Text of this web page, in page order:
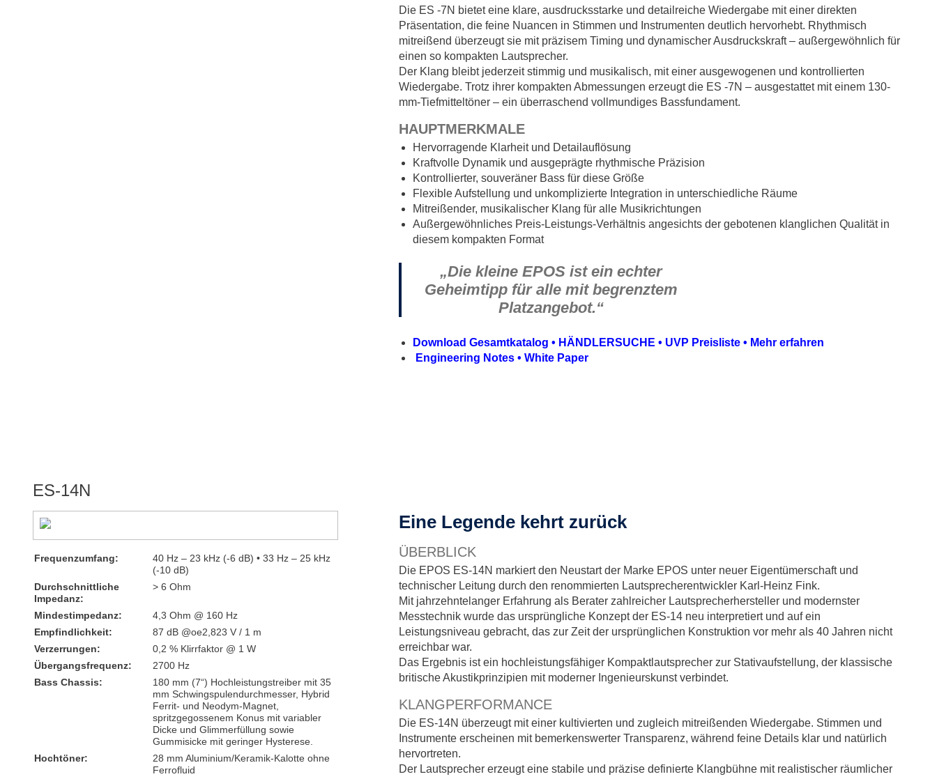
Die ES -7N bietet eine klare, ausdrucksstarke und detailreiche Wiedergabe mit einer direkten
Präsentation, die feine Nuancen in Stimmen und Instrumenten deutlich hervorhebt. Rhythmisch
mitreißend überzeugt sie mit präzisem Timing und dynamischer Ausdruckskraft – außergewöhnlich für
einen so kompakten Lautsprecher.
Der Klang bleibt jederzeit stimmig und musikalisch, mit einer ausgewogenen und kontrollierten
Wiedergabe. Trotz ihrer kompakten Abmessungen erzeugt die ES -7N – ausgestattet mit einem 130-
mm-Tiefmitteltöner – ein überraschend vollmundiges Bassfundament.
HAUPTMERKMALE
Hervorragende Klarheit und Detailauflösung
Kraftvolle Dynamik und ausgeprägte rhythmische Präzision
Kontrollierter, souveräner Bass für diese Größe
Flexible Aufstellung und unkomplizierte Integration in unterschiedliche Räume
Mitreißender, musikalischer Klang für alle Musikrichtungen
Außergewöhnliches Preis-Leistungs-Verhältnis angesichts der gebotenen klanglichen Qualität in
diesem kompakten Format
„Die kleine EPOS ist ein echter
Geheimtipp für alle mit begrenztem
Platzangebot.“
Download Gesamtkatalog • HÄNDLERSUCHE • UVP Preisliste • Mehr erfahren
Engineering Notes • White Paper
ES-14N
Frequenzumfang:
40 Hz – 23 kHz (-6 dB) • 33 Hz – 25 kHz
(-10 dB)
Durchschnittliche
Impedanz:
> 6 Ohm
Mindestimpedanz:
4,3 Ohm @ 160 Hz
Empfindlichkeit:
87 dB @oe2,823 V / 1 m
Verzerrungen:
0,2 % Klirrfaktor @ 1 W
Übergangsfrequenz:
2700 Hz
Bass Chassis:
180 mm (7“) Hochleistungstreiber mit 35
mm Schwingspulendurchmesser, Hybrid
Ferrit- und Neodym-Magnet,
spritzgegossenem Konus mit variabler
Dicke und Glimmerfüllung sowie
Gummisicke mit geringer Hysterese.
Hochtöner:
28 mm Aluminium/Keramik-Kalotte ohne
Ferrofluid
Eine Legende kehrt zurück
ÜBERBLICK
Die EPOS ES-14N markiert den Neustart der Marke EPOS unter neuer Eigentümerschaft und
technischer Leitung durch den renommierten Lautsprecherentwickler Karl-Heinz Fink.
Mit jahrzehntelanger Erfahrung als Berater zahlreicher Lautsprecherhersteller und modernster
Messtechnik wurde das ursprüngliche Konzept der ES-14 neu interpretiert und auf ein
Leistungsniveau gebracht, das zur Zeit der ursprünglichen Konstruktion vor mehr als 40 Jahren nicht
erreichbar war.
Das Ergebnis ist ein hochleistungsfähiger Kompaktlautsprecher zur Stativaufstellung, der klassische
britische Akustikprinzipien mit moderner Ingenieurskunst verbindet.
KLANGPERFORMANCE
Die ES-14N überzeugt mit einer kultivierten und zugleich mitreißenden Wiedergabe. Stimmen und
Instrumente erscheinen mit bemerkenswerter Transparenz, während feine Details klar und natürlich
hervortreten.
Der Lautsprecher erzeugt eine stabile und präzise definierte Klangbühne mit realistischer räumlicher